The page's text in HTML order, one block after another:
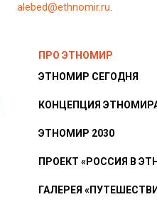
alebed@ethnomir.ru.
ПРО ЭТНОМИР
ЭТНОМИР СЕГОДНЯ
КОНЦЕПЦИЯ
ЭТНОМИР 2030
ПРОЕКТ «РОССИЯ В
ГАЛЕРЕЯ